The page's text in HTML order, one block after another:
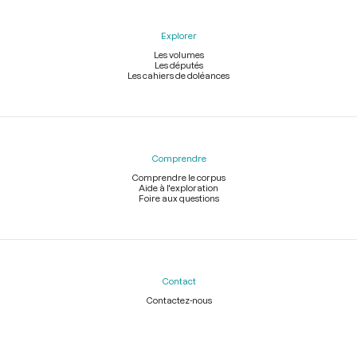
Explorer
Les volumes
Les députés
Les cahiers de doléances
Comprendre
Comprendre le corpus
Aide à l'exploration
Foire aux questions
Contact
Contactez-nous